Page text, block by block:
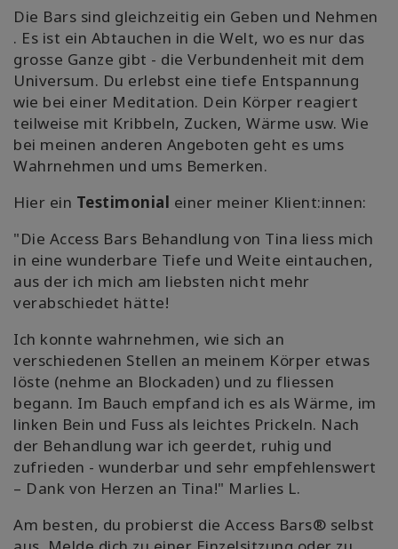
Die Bars sind gleichzeitig ein Geben und Nehmen
. Es ist ein Abtauchen in die Welt, wo es nur das
grosse Ganze gibt - die Verbundenheit mit dem
Universum. Du erlebst eine tiefe Entspannung
wie bei einer Meditation. Dein Körper reagiert
teilweise mit Kribbeln, Zucken, Wärme usw. Wie
bei meinen anderen Angeboten geht es ums
Wahrnehmen und ums Bemerken.
Hier ein Testimonial einer meiner Klient:innen:
"Die Access Bars Behandlung von Tina liess mich
in eine wunderbare Tiefe und Weite eintauchen,
aus der ich mich am liebsten nicht mehr
verabschiedet hätte!
Ich konnte wahrnehmen, wie sich an
verschiedenen Stellen an meinem Körper etwas
löste (nehme an Blockaden) und zu fliessen
begann. Im Bauch empfand ich es als Wärme, im
linken Bein und Fuss als leichtes Prickeln. Nach
der Behandlung war ich geerdet, ruhig und
zufrieden - wunderbar und sehr empfehlenswert
– Dank von Herzen an Tina!" Marlies L.
Am besten, du probierst die Access Bars® selbst